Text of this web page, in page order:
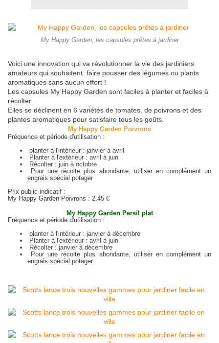
My Happy Garden, les capsules prêtes à jardiner
Voici une innovation qui va révolutionner la vie des jardiniers
amateurs qui souhaitent faire pousser des légumes ou plants
aromatiques sans aucun effort !
Les capsules My Happy Garden sont faciles à planter et faciles à
récolter.
Elles se déclinent en 6 variétés de tomates, de poivrons et des
plantes aromatiques pour satisfaire tous les goûts.
My Happy Garden Poivrons
Fréquence et période d'utilisation :
planter à l'intérieur : janvier à avril
Planter à l'extérieur : avril à juin
Récolter : juin à octobre
Pour une récolte plus abondante, utiliser en complément un
engrais spécial potager
Prix public indicatif :
My Happy Garden Poivrons : 2.45 €
MyHappy Garden Persil plat
Fréquence et période d'utilisation :
planter à l'intérieur : janvier à décembre
Planter à l'extérieur : avril à juin
Récolter : janvier à décembre
Pour une récolte plus abondante, utiliser en complément un
engrais spécial potager